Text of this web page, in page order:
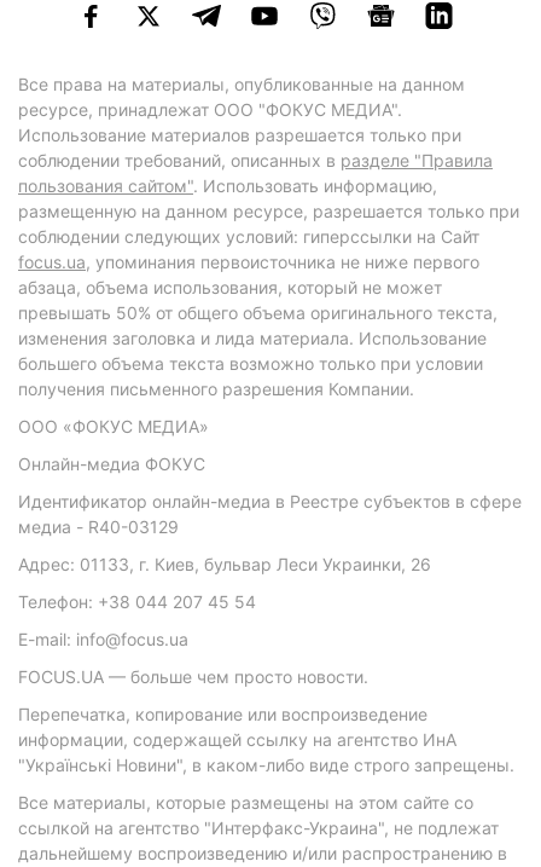
Все права на материалы, опубликованные на данном
ресурсе, принадлежат ООО "ФОКУС МЕДИА".
Использование материалов разрешается только при
соблюдении требований, описанных в разделе "Правила
пользования сайтом". Использовать информацию,
размещенную на данном ресурсе, разрешается только при
соблюдении следующих условий: гиперссылки на Сайт
focus.ua, упоминания первоисточника не ниже первого
абзаца, объема использования, который не может
превышать 50% от общего объема оригинального текста,
изменения заголовка и лида материала. Использование
большего объема текста возможно только при условии
получения письменного разрешения Компании.
ООО «ФОКУС МЕДИА»
Онлайн-медиа ФОКУС
Идентификатор онлайн-медиа в Реестре субъектов в сфере
медиа - R40-03129
Адрес: 01133, г. Киев, бульвар Леси Украинки, 26
Телефон: +38 044 207 45 54
E-mail: info@focus.ua
FOCUS.UA — больше чем просто новости.
Перепечатка, копирование или воспроизведение
информации, содержащей ссылку на агентство ИнА
"Українські Новини", в каком-либо виде строго запрещены.
Все материалы, которые размещены на этом сайте со
ссылкой на агентство "Интерфакс-Украина", не подлежат
дальнейшему воспроизведению и/или распространению в